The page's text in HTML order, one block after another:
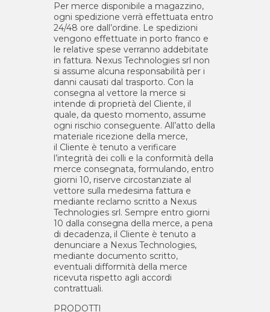
Per merce disponibile a magazzino,
ogni spedizione verrà effettuata entro
24/48 ore dall’ordine. Le spedizioni
vengono effettuate in porto franco e
le relative spese verranno addebitate
in fattura. Nexus Technologies srl non
si assume alcuna responsabilità per i
danni causati dal trasporto. Con la
consegna al vettore la merce si
intende di proprietà del Cliente, il
quale, da questo momento, assume
ogni rischio conseguente. All’atto della
materiale ricezione della merce,
il Cliente è tenuto a verificare
l’integrità dei colli e la conformità della
merce consegnata, formulando, entro
giorni 10, riserve circostanziate al
vettore sulla medesima fattura e
mediante reclamo scritto a Nexus
Technologies srl. Sempre entro giorni
10 dalla consegna della merce, a pena
di decadenza, il Cliente è tenuto a
denunciare a Nexus Technologies,
mediante documento scritto,
eventuali difformità della merce
ricevuta rispetto agli accordi
contrattuali.
PRODOTTI